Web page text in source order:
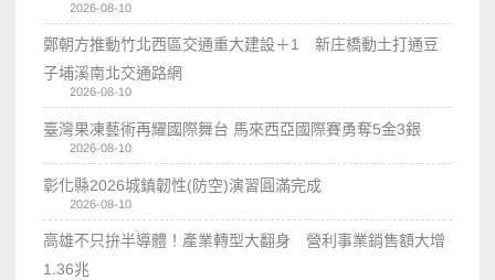
2026-08-10
鄭朝方推動竹北西區交通重大建設＋1 新庄橋動土打通豆
子埔溪南北交通路網
2026-08-10
臺灣果凍藝術再耀國際舞台 馬來西亞國際賽勇奪5金3銀
2026-08-10
彰化縣2026城鎮韌性(防空)演習圓滿完成
2026-08-10
高雄不只拚半導體！產業轉型大翻身 營利事業銷售額大增
1.36兆